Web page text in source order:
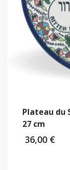
Plateau du
27 cm
36,00 €